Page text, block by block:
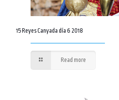
15 Reyes Canyada día 6 2018
Read more